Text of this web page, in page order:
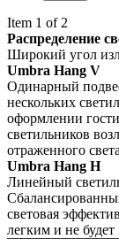
Item 1 of 2
Распределение
Широкий угол
Umbra Hang V
Одинарный
нескольких
оформлении
светильников
отраженного
Umbra Hang H
Линейный
световая
легким и не будет